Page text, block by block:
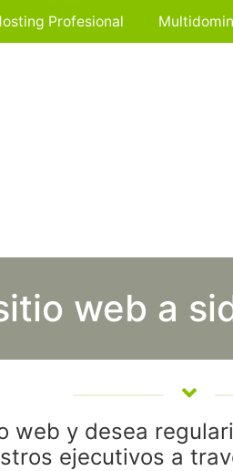
Profesional
web a
web y desea
ejecutivos a